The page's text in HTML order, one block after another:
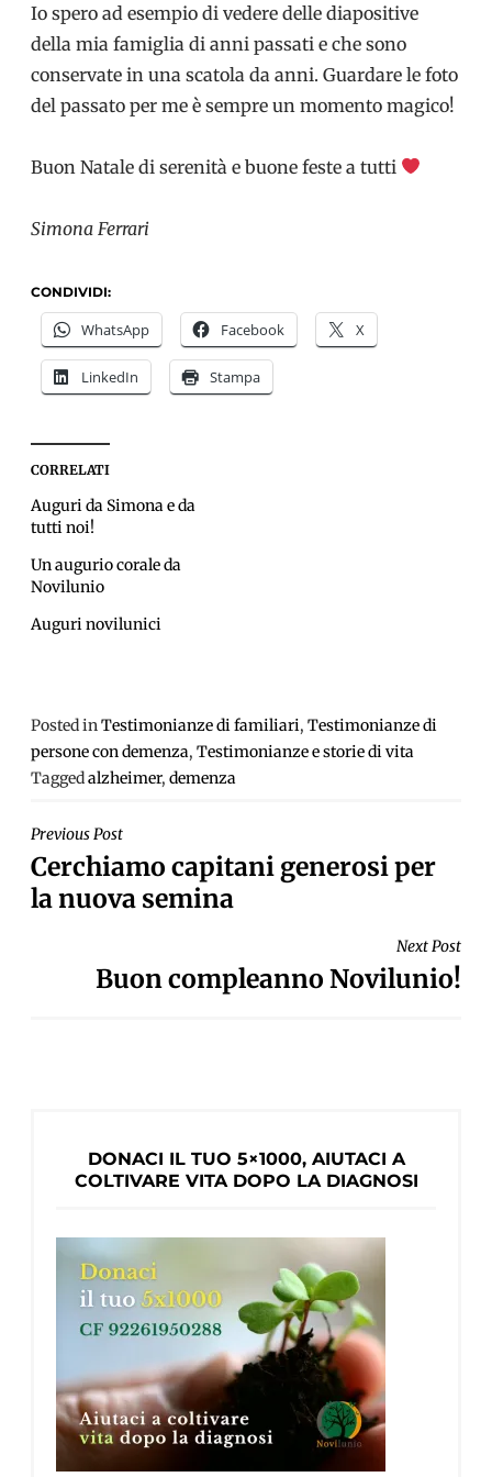
Io spero ad esempio di vedere delle diapositive
della mia famiglia di anni passati e che sono
conservate in una scatola da anni. Guardare le foto
del passato per me è sempre un momento magico!
Buon Natale di serenità e buone feste a tutti
Simona Ferrari
CONDIVIDI:
WhatsApp Facebook X
LinkedIn Stampa
CORRELATI
Auguri da Simona e da
tutti noi!
Un augurio corale da
Novilunio
Auguri novilunici
Posted inTestimonianze di familiari, Testimonianze di
persone con demenza, Testimonianze e storie di vita
Taggedalzheimer, demenza
NAVIGAZIONE
ARTICOLI
Previous Post
Cerchiamo capitani generosi per
la nuova semina
Next Post
Buon compleanno Novilunio!
DONACI IL TUO 5×1000, AIUTACI A
COLTIVARE VITA DOPO LA DIAGNOSI